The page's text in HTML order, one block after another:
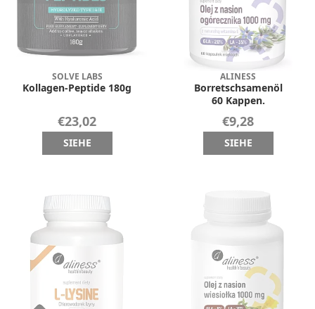
SOLVE LABS
Kollagen-Peptide 180g
€23,02
SIEHE
ALINESS
Borretschsamenöl
60 Kappen.
€9,28
SIEHE